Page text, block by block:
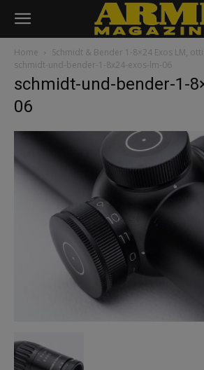
Home
Schmidt & Bender 1-8×24 Exos LM,
schmidt-und-bender-1-8x24-exos-lm-06
schmidt-und-bender-1-
06